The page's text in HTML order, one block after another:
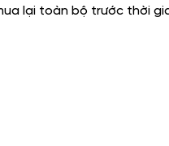
lại toàn bộ trước thời